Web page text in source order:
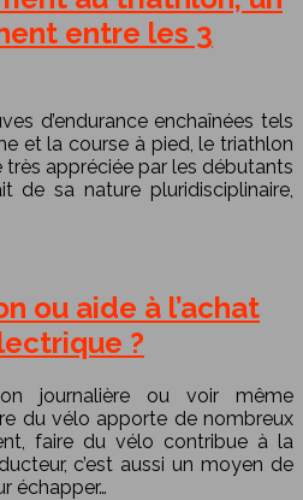
entre les 3
d’endurance enchaînées tels
et la course à pied, le triathlon
appréciée par les débutants
de sa nature pluridisciplinaire,
ou aide à l’achat
?
journalière ou voir même
du vélo apporte de nombreux
faire du vélo contribue à la
c’est aussi un moyen de
échapper…